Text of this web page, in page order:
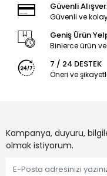
Güvenli
Güvenli ve
Geniş Ürün
Binlerce ürün
7 / 24 DESTEK
Öneri ve
Kampanya, duyuru,
olmak istiyorum.